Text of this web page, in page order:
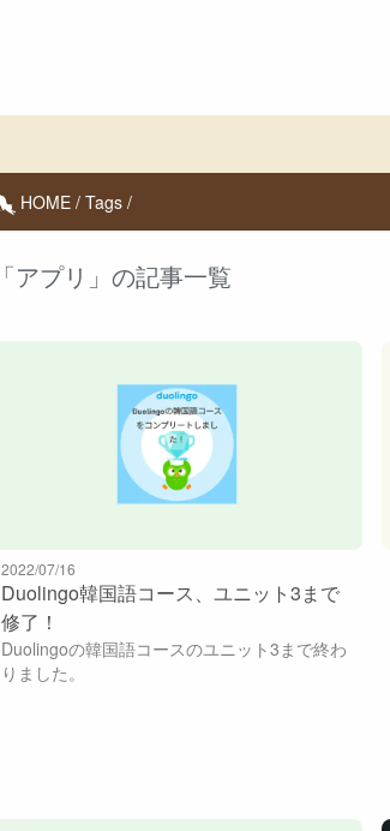
HOME / Tags /
「アプリ」の記事一覧
2022/07/16
Duolingo韓国語コース、ユニット3まで
修了！
Duolingoの韓国語コースのユニット3まで終わ
りました。